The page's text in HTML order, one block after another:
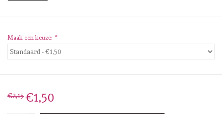
Inkleurbenodigdheden
Lijm/ tape
Maak een keuze: *
€2,15€1,50